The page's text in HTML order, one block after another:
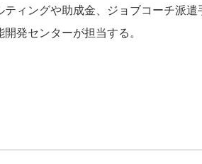
ィングや助成金、ジョブコーチ派遣
発センターが担当する。